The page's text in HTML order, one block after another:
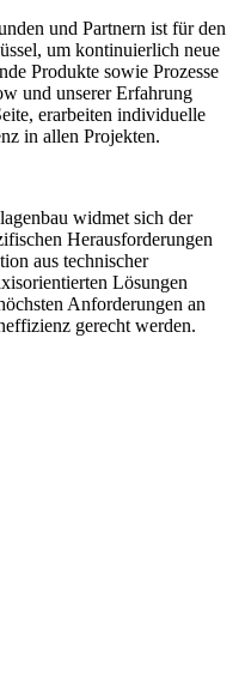
und Partnern ist für den
um kontinuierlich neue
Produkte sowie Prozesse
und unserer Erfahrung
erarbeiten individuelle
in allen Projekten.
widmet sich der
Herausforderungen
aus technischer
Lösungen
Anforderungen an
gerecht werden.